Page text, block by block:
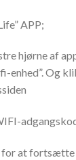
APP;
hjørne af
enhed”. Og
for at fortsætte